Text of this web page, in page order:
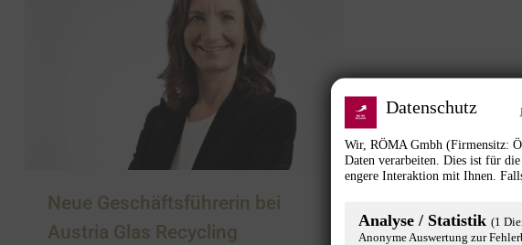
Neue Geschäftsführerin bei
Austria Glas Recycling
Datenschutz
Wir, RÖMA Gmbh (Firmensitz:
Daten verarbeiten. Dies ist für
engere Interaktion mit Ihnen.
Analyse / Statistik (1
Anonyme Auswertung zur